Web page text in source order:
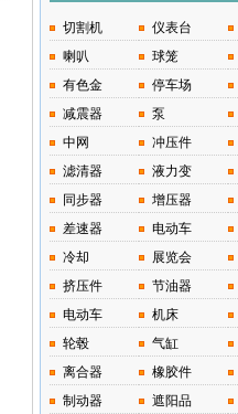
切割机 仪表台
喇叭
球笼
有色金
停车场
减震器
泵
中网
冲压件
滤清器
液力变
同步器
增压器
差速器
电动车
冷却
展览会
挤压件
节油器
电动车
机床
轮毂
气缸
离合器
橡胶件
制动器
遮阳品